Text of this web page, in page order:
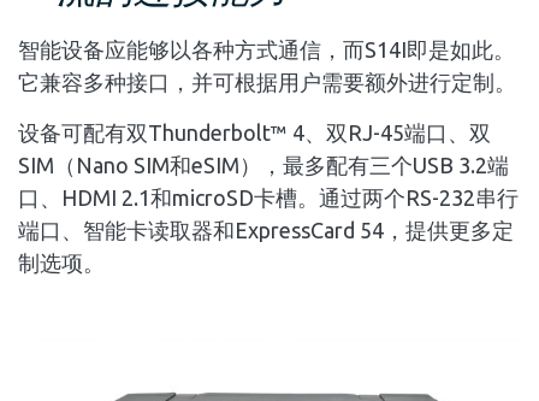
智能设备应能够以各种方式通信，而S14I即是如此。
它兼容多种接口，并可根据用户需要额外进行定制。
设备可配有双Thunderbolt™ 4、双RJ-45端口、双
SIM（Nano SIM和eSIM），最多配有三个USB 3.2端
口、HDMI 2.1和microSD卡槽。通过两个RS-232串行
端口、智能卡读取器和ExpressCard 54，提供更多定
制选项。